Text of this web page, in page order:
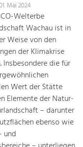
Mai 2024
Welterbe
Wachau ist in
Weise von den
der Klimakrise
Insbesondere die für
Wert der Stätte
Elemente der Natur-
– darunter
ebenso wie
und